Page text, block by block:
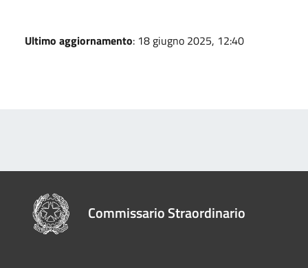
Ultimo aggiornamento: 18 giugno 2025, 12:40
Commissario Straordinario